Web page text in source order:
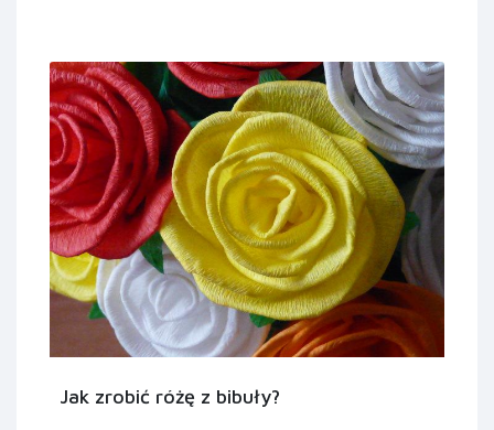
Jak zrobić różę z bibuły?